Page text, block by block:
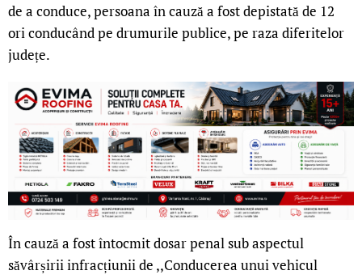
de a conduce, persoana în cauză a fost depistată de 12
ori conducând pe drumurile publice, pe raza diferitelor
județe.
În cauză a fost întocmit dosar penal sub aspectul
săvârșirii infracțiunii de ,,Conducerea unui vehicul